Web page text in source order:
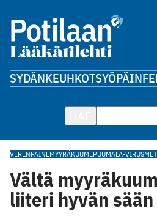
SYDÄNKEUHKOTSYÖPÄ
VERENPAINEMYYRÄKUUMEPUUMALA-VIRUS
Vältä
liiteri hyvän